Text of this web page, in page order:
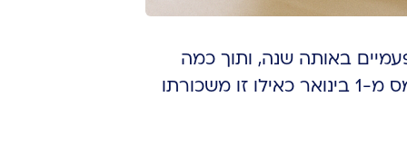
באותה שנה, ותוך כמה
דקות מגלה שנוכו לו כ-3,400 ש”ח מס ביתר, פשוט מפני שכל מעסיק חדש חישב את המס מ-1 בינואר כאילו זו משכורתו